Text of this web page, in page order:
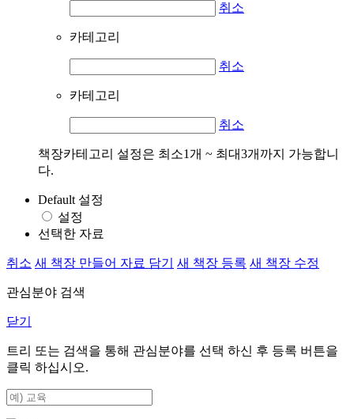
취소
카테고리
취소
카테고리
취소
책장카테고리 설정은 최소1개 ~ 최대3개까지 가능합니
다.
Default 설정
설정
선택한 자료
취소 새 책장 만들어 자료 담기 새 책장 등록 새 책장 수정
관심분야 검색
닫기
트리 또는 검색을 통해 관심분야를 선택 하신 후 등록 버튼을
클릭 하십시오.